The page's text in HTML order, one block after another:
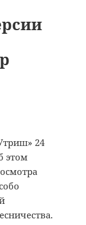
24
этом